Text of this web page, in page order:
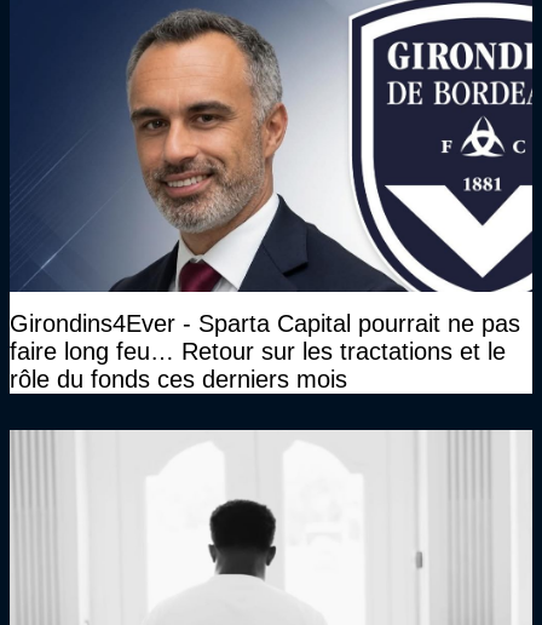
Girondins4Ever - Sparta Capital pourrait ne pas
faire long feu… Retour sur les tractations et le
rôle du fonds ces derniers mois